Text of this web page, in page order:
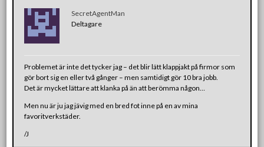
SecretAgentMan
Deltagare
Problemet är inte det tycker jag – det blir lätt klappjakt på firmor som
gör bort sig en eller två gånger – men samtidigt gör 10 bra jobb.
Det är mycket lättare att klanka på än att berömma någon…
Men nu är ju jag jävig med en bred fot inne på en av mina
favoritverkstäder.
/J